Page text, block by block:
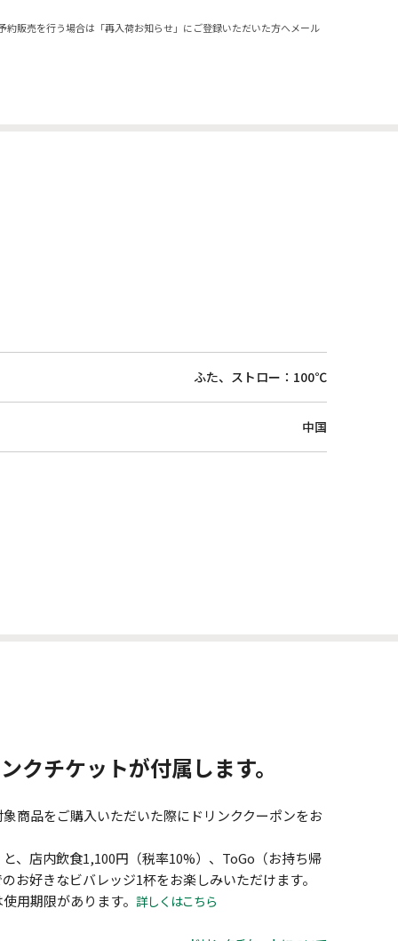
販売を行う場合は「再入荷お知らせ」にご登録いただいた方へメール
ふた、ストロー：100℃
中国
クチケットが付属します。
商品をご購入いただいた際にドリンククーポンをお
、店内飲食1,100円（税率10%）、ToGo（お持ち帰
お好きなビバレッジ1杯をお楽しみいただけます。
用期限があります。 詳しくはこちら